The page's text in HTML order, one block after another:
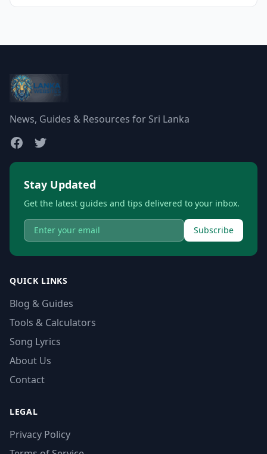
News, Guides & Resources for Sri Lanka
Stay Updated
Get the latest guides and tips delivered to your inbox.
Subscribe
QUICK LINKS
Blog & Guides
Tools & Calculators
Song Lyrics
About Us
Contact
LEGAL
Privacy Policy